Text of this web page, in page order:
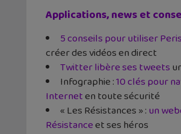
Applications, news et
5 conseils pour utiliser
créer des vidéos en direct
Twitter libère ses tweets
Infographie :10 clés pour
Interneten toute sécurité
« Les Résistances » :un
Résistanceet ses héros